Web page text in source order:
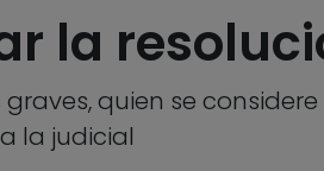
la
graves, quien se
la judicial